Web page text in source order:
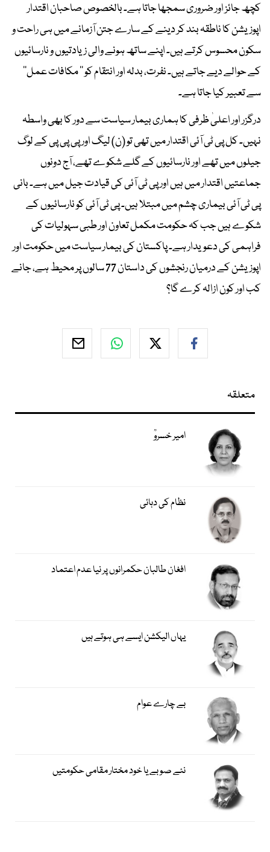
کچھ جائز اور ضروری سمجھا جاتا ہے۔ بالخصوص صاحبان اقتدار
اپوزیشن کا ناطقہ بند کر دینے کے سارے جتن آزمانے میں ہی راحت و
سکون محسوس کرتے ہیں۔ اپنے ساتھ ہونے والی زیادتیوں و نارسائیوں
کے حوالے دیے جاتے ہیں۔ نفرت، بدلہ اور انتقام کو ’’ مکافات عمل‘‘
سے تعبیر کیا جاتا ہے۔
درگزر اور اعلیٰ ظرفی کا ہماری بیمار سیاست سے دور کا بھی واسطہ
نہیں۔ کل پی ٹی آئی اقتدار میں تھی تو (ن) لیگ اور پی پی پی کے لوگ
جیلوں میں تھے اور نارسائیوں کے گلے شکوے تھے، آج دونوں
جماعتیں اقتدار میں ہیں اور پی ٹی آئی کی قیادت جیل میں ہے۔ بانی
پی ٹی آئی بیماری چشم میں مبتلا ہیں۔ پی ٹی آئی کو نارسائیوں کے
شکوے ہیں جب کہ حکومت مکمل تعاون اور طبی سہولیات کی
فراہمی کی دعویدار ہے۔ پاکستان کی بیمار سیاست میں حکومت اور
اپوزیشن کے درمیان رنجشوں کی داستان 77 سالوں پر محیط ہے، جانے
کب اور کون ازالہ کرے گا؟
متعلقہ
امیر خسروؒ
نظام کی دہائی
افغان طالبان حکمرانوں پر نیا عدم اعتماد
یہاں الیکشن ایسے ہی ہوتے ہیں
بے چارے عوام
نئے صوبے یا خود مختار مقامی حکومتیں